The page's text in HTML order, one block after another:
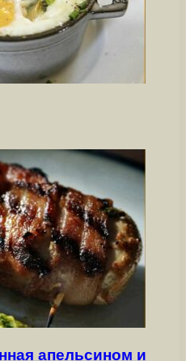
апельсином и